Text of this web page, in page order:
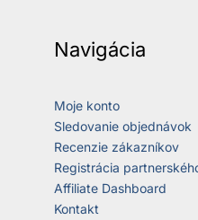
Navigácia
Moje konto
Sledovanie objednávok
Recenzie zákazníkov
Registrácia
Affiliate Dashboard
Kontakt